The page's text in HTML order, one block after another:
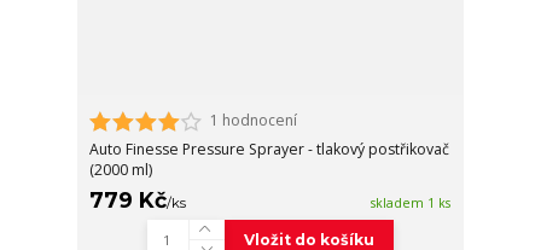
1 hodnocení
Auto Finesse Pressure Sprayer - tlakový postřikovač
(2000 ml)
779 Kč/ks skladem 1 ks
Vložit do košíku